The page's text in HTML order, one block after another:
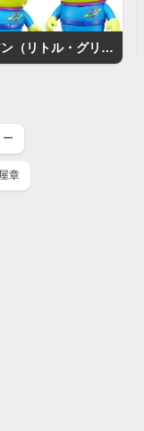
エイリアン（リトル・グリーン・メン）
ー
章